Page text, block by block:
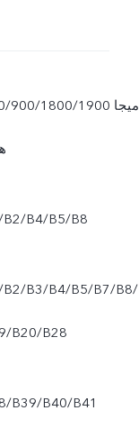
850/900/1800/1900
B2/B4/B5/B8
B2/B3/B4/B5/B7/B8/
B20/B28
B38‏/B39‏/B40‏/B41